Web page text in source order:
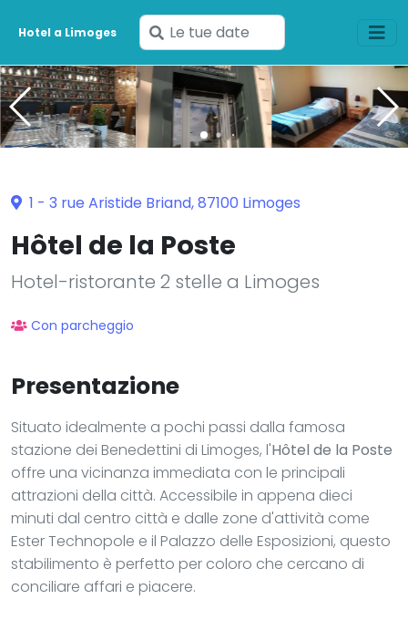
Hotel a Limoges
Inserisci
le
tue
date
1 - 3 rue Aristide Briand, 87100 Limoges
Hôtel de la Poste
Hotel-ristorante 2 stelle a Limoges
Con parcheggio
Presentazione
Situato idealmente a pochi passi dalla famosa
stazione dei Benedettini di Limoges, l'Hôtel de la Poste
offre una vicinanza immediata con le principali
attrazioni della città. Accessibile in appena dieci
minuti dal centro città e dalle zone d'attività come
Ester Technopole e il Palazzo delle Esposizioni, questo
stabilimento è perfetto per coloro che cercano di
conciliare affari e piacere.